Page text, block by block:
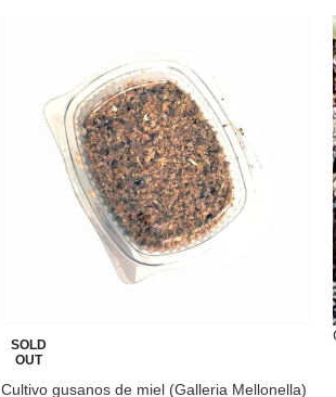
SOLD
OUT
Cultivo gusanos de miel (Galleria Mellonella)